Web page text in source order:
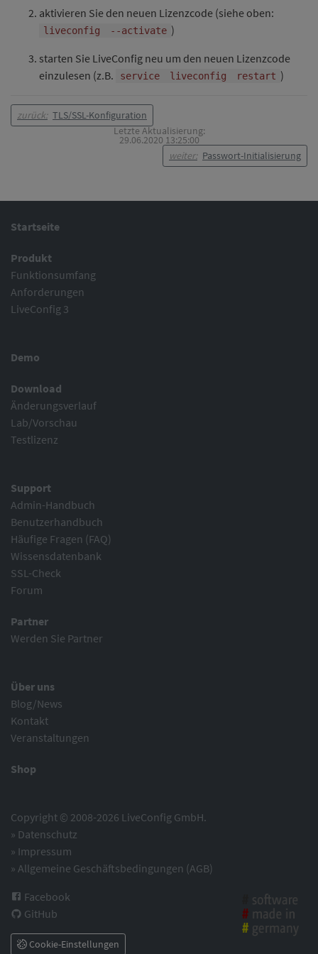
aktivieren Sie den neuen Lizenzcode (siehe oben:
liveconfig --activate )
starten Sie LiveConfig neu um den neuen Lizenzcode
einzulesen (z.B.
service liveconfig restart )
zurück: TLS/SSL-Konfiguration
Letzte Aktualisierung:
29.06.2020 13:25:00
weiter: Passwort-Initialisierung
Startseite
Produkt
Funktionsumfang
Anforderungen
LiveConfig 3
Demo
Download
Änderungsverlauf
Lab/Vorschau
Testlizenz
Support
Admin-Handbuch
Benutzerhandbuch
Häufige Fragen (FAQ)
Wissensdatenbank
SSL-Check
Forum
Partner
Werden Sie Partner
Über uns
Blog/News
Kontakt
Veranstaltungen
Shop
Copyright © 2008-2026 LiveConfig GmbH.
» Datenschutz
» Impressum
» Allgemeine Geschäftsbedingungen (AGB)
Facebook
GitHub
Cookie-Einstellungen